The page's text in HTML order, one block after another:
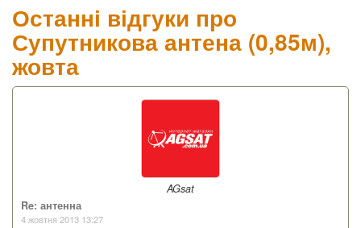
Останні відгуки про
Супутникова антена (0,85м),
жовта
AGsat
Re: антенна
4 жовтня 2013 13:27